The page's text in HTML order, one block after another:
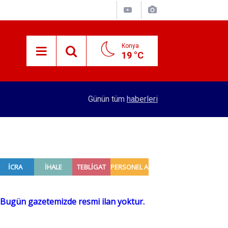
Konya
19 °C
Konyalı patron 70 bin TL maaşla personel
Günün tüm haberleri